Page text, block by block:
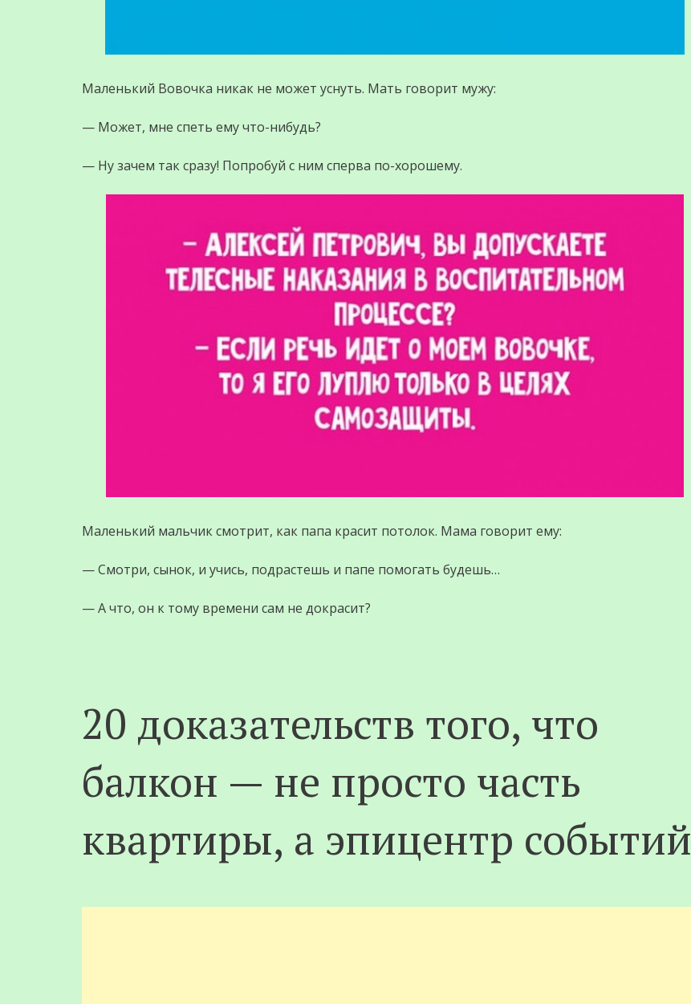
Маленький Вовочка никак не может уснуть. Мать говорит мужу:
— Может, мне спеть ему что-нибудь?
— Ну зачем так сразу! Попробуй с ним сперва по-хорошему.
Маленький мальчик смотрит, как папа красит потолок. Мама говорит ему:
— Смотри, сынок, и учись, подрастешь и папе помогать будешь…
— А что, он к тому времени сам не докрасит?
20 доказательств того, что
балкон — не просто часть
квартиры, а эпицентр событий